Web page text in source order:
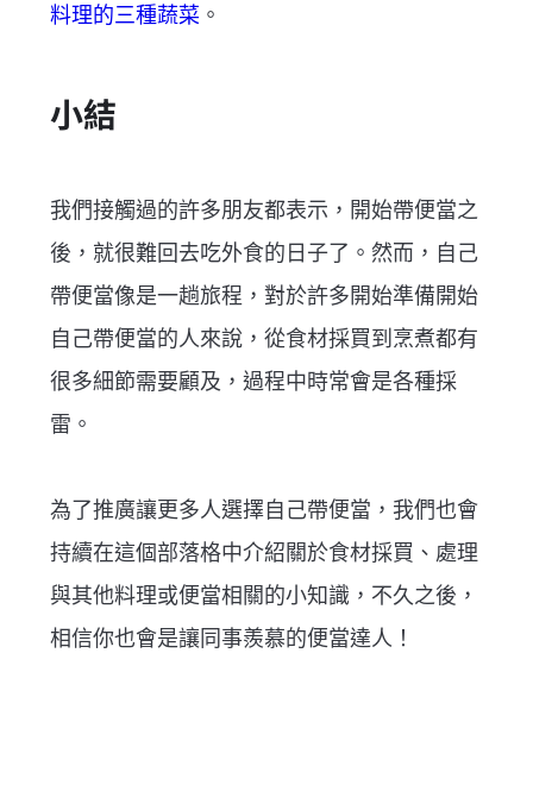
料理的三種蔬菜 。
小結
我們接觸過的許多朋友都表示，開始帶便當之
後，就很難回去吃外食的日子了。然而，自己
帶便當像是一趟旅程，對於許多開始準備開始
自己帶便當的人來說，從食材採買到烹煮都有
很多細節需要顧及，過程中時常會是各種採
雷。
為了推廣讓更多人選擇自己帶便當，我們也會
持續在這個部落格中介紹關於食材採買、處理
與其他料理或便當相關的小知識，不久之後，
相信你也會是讓同事羨慕的便當達人！